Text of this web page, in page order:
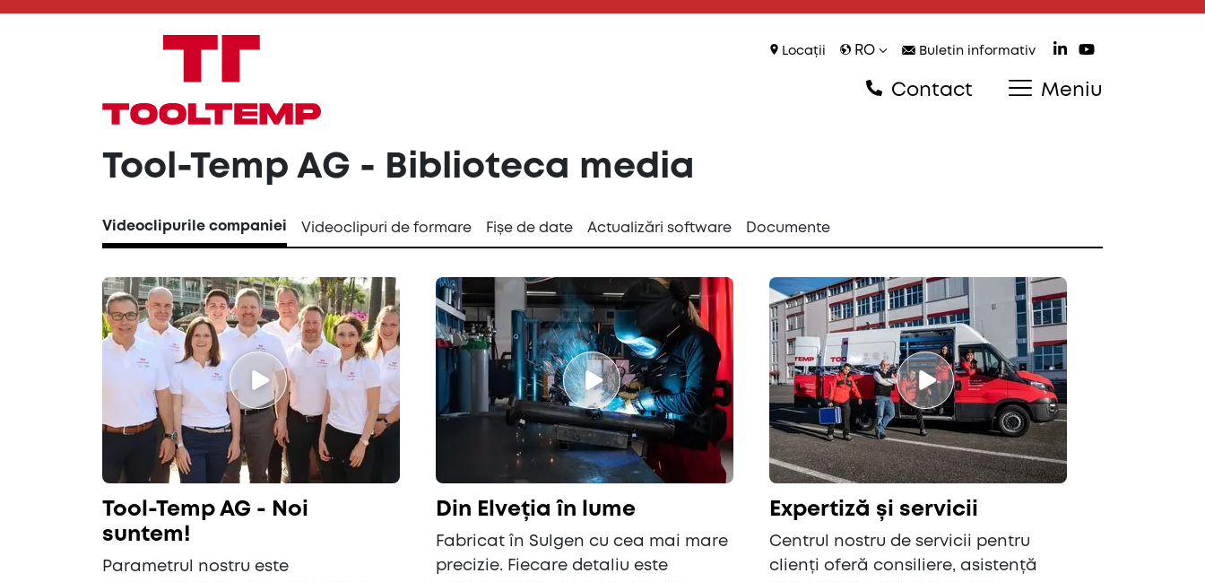
Locații RO Buletin informativ
Contact Meniu
Tool-Temp AG - Biblioteca media
Videoclipurile companiei Videoclipuri de formare Fișe de date Actualizări software Documente
Tool-Temp AG - Noi
suntem!
Parametrul nostru este
Din Elveția în lume
Fabricat în Sulgen cu cea mai mare
precizie. Fiecare detaliu este
Expertiză și servicii
Centrul nostru de servicii pentru
clienți oferă consiliere, asistență